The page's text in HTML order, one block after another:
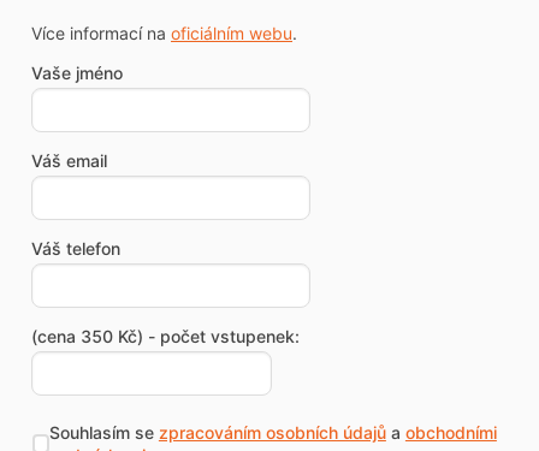
Více informací na oficiálním webu.
Vaše jméno
Váš email
Váš telefon
(cena 350 Kč) - počet vstupenek:
Souhlasím se zpracováním osobních údajůa obchodními